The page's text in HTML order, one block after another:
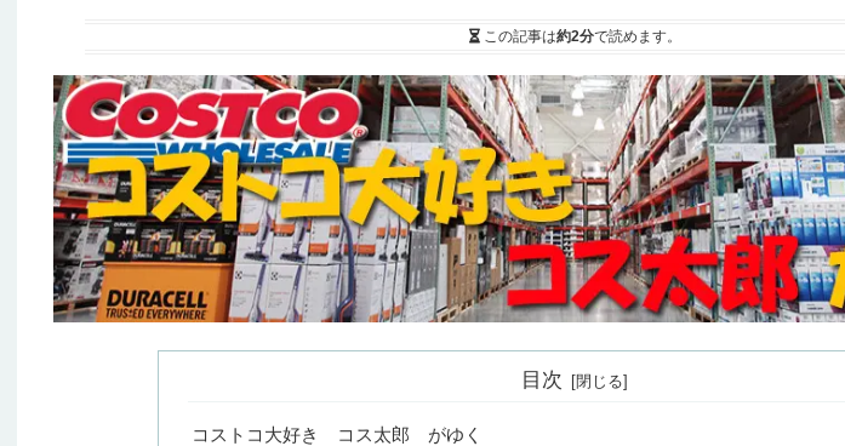
この記事は約2分で読めます。
目次
コストコ大好き コス太郎 がゆく